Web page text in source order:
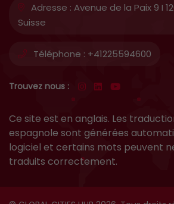
Adresse : Avenue de la Paix 9 I
Suisse
Téléphone : +41225594600
Trouvez nous :
Ce site est en anglais. Les
espagnole sont générées
logiciel et certains mots peuvent
traduits correctement.